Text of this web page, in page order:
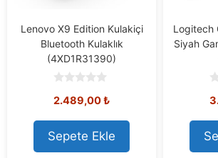
Lenovo X9 Edition Kulakiçi
Bluetooth Kulaklık
(4XD1R31390)
o
t
o
f
5
2.489,00₺
Sepete Ekle
Logitech
Siyah
o
t
o
f
5